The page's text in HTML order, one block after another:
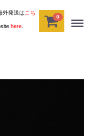
外発送は こち
here
0 Menu